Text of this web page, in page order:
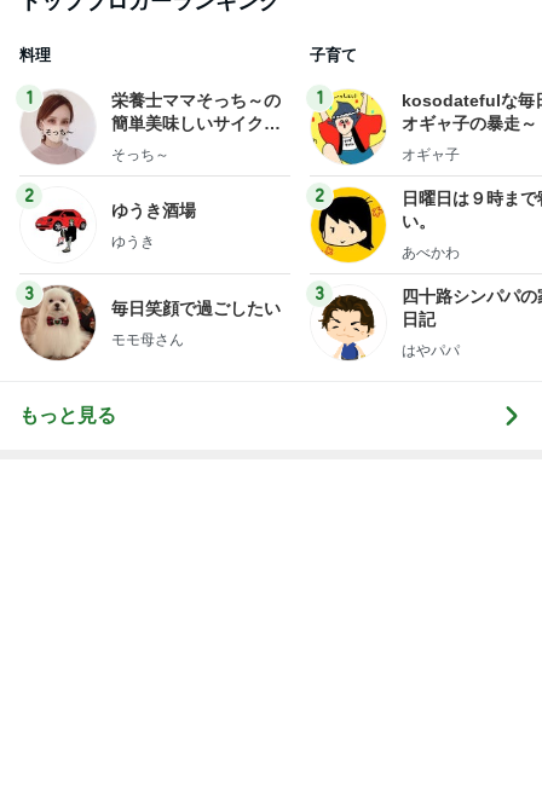
料理
1
栄養士ママそっち～の
簡単美味しいサイクル
献立
そっち～
2
ゆうき酒場
ゆうき
3
毎日笑顔で過ごしたい
モモ母さん
子育て
1
kosodatefulな毎
オギャ子の暴走～
オギャ子
2
日曜日は９時まで
い。
あべかわ
3
四十路シンパパの
日記
はやパパ
もっと見る